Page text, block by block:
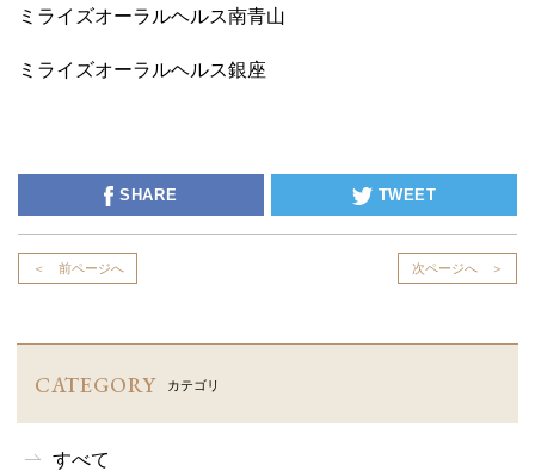
ミライズオーラルヘルス南青山
ミライズオーラルヘルス銀座
SHARE TWEET
＜ 前ページへ 次ページへ ＞
CATEGORY カテゴリ
すべて